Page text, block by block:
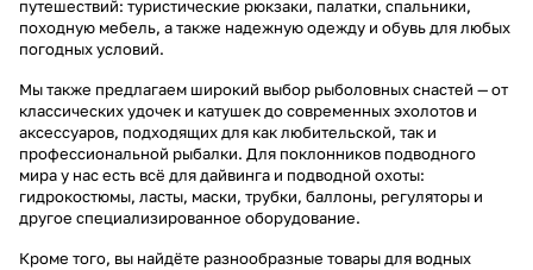
путешествий: туристические рюкзаки, палатки, спальники,
походную мебель, а также надежную одежду и обувь для любых
погодных условий.
Мы также предлагаем широкий выбор рыболовных снастей — от
классических удочек и катушек до современных эхолотов и
аксессуаров, подходящих для как любительской, так и
профессиональной рыбалки. Для поклонников подводного
мира у нас есть всё для дайвинга и подводной охоты:
гидрокостюмы, ласты, маски, трубки, баллоны, регуляторы и
другое специализированное оборудование.
Кроме того, вы найдёте разнообразные товары для водных